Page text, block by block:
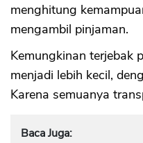
menghitung
mengambil pinjaman.
Kemungkinan terjebak
menjadi lebih kecil,
Karena semuanya
Baca Juga: